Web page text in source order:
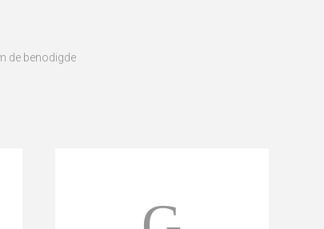
de benodigde